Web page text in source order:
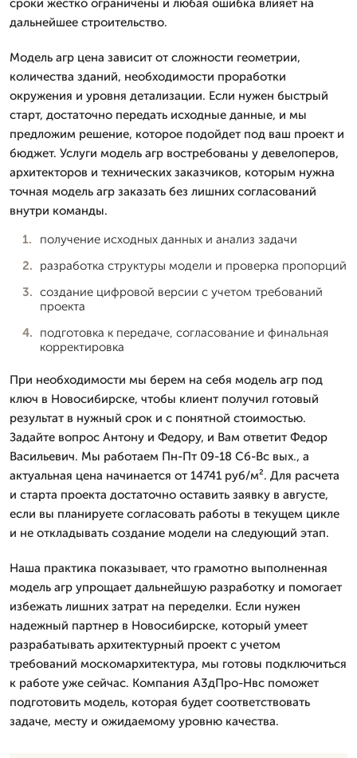
сроки жестко ограничены и любая ошибка влияет на
дальнейшее строительство.
Модель агр цена зависит от сложности геометрии,
количества зданий, необходимости проработки
окружения и уровня детализации. Если нужен быстрый
старт, достаточно передать исходные данные, и мы
предложим решение, которое подойдет под ваш проект и
бюджет. Услуги модель агр востребованы у девелоперов,
архитекторов и технических заказчиков, которым нужна
точная модель агр заказать без лишних согласований
внутри команды.
получение исходных данных и анализ задачи
разработка структуры модели и проверка пропорций
создание цифровой версии с учетом требований
проекта
подготовка к передаче, согласование и финальная
корректировка
При необходимости мы берем на себя модель агр под
ключ в Новосибирске, чтобы клиент получил готовый
результат в нужный срок и с понятной стоимостью.
Задайте вопрос Антону и Федору, и Вам ответит Федор
Васильевич. Мы работаем Пн-Пт 09-18 Сб-Вс вых., а
актуальная цена начинается от 14741 руб/м². Для расчета
и старта проекта достаточно оставить заявку в августе,
если вы планируете согласовать работы в текущем цикле
и не откладывать создание модели на следующий этап.
Наша практика показывает, что грамотно выполненная
модель агр упрощает дальнейшую разработку и помогает
избежать лишних затрат на переделки. Если нужен
надежный партнер в Новосибирске, который умеет
разрабатывать архитектурный проект с учетом
требований москомархитектура, мы готовы подключиться
к работе уже сейчас. Компания А3дПро-Нвс поможет
подготовить модель, которая будет соответствовать
задаче, месту и ожидаемому уровню качества.